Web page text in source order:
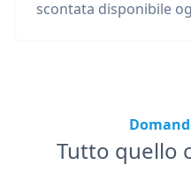
scontata disponibile
Tutto quello